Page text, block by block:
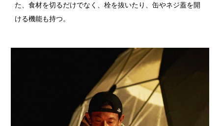
た、食材を切るだけでなく、栓を抜いたり、缶やネジ蓋を開
ける機能も持つ。